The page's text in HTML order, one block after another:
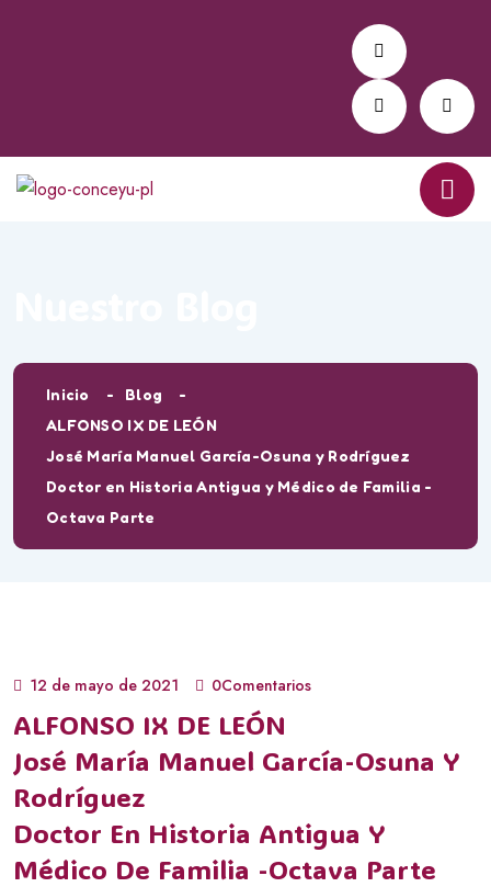
Inicio
Blog
ALFONSO IX DE LEÓN
José María Manuel García-Osuna y Rodríguez
Doctor en Historia Antigua y Médico de Familia -
Octava Parte
12 de mayo de 2021 0Comentarios
ALFONSO IX DE LEÓN
José María Manuel García-Osuna Y
Rodríguez
Doctor En Historia Antigua Y
Médico De Familia -Octava Parte